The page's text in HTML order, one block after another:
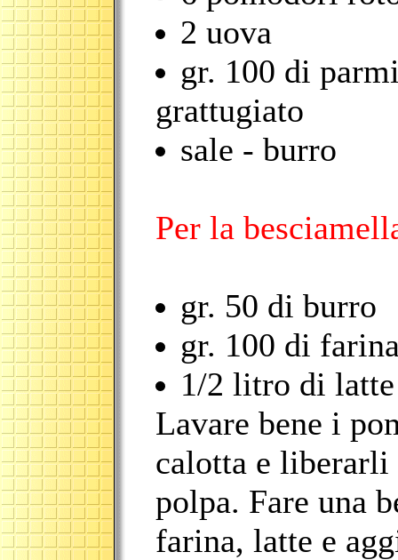
2 uova
gr. 100 di
grattugiato
sale - burro
Per la
gr. 50 di burro
gr. 100 di
1/2 litro di latte
Lavare bene i
calotta e liberarli
polpa. Fare una
farina, latte e